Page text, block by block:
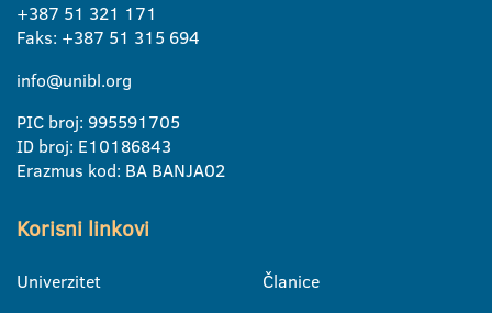
+387 51 321 171
Faks: +387 51 315 694
info@unibl.org
PIC broj: 995591705
ID broj: E10186843
Erazmus kod: BA BANJA02
Korisni linkovi
Univerzitet
Članice